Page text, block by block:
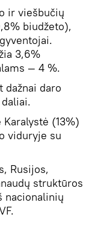
ir viešbučių
biudžeto),
3,6%
— 4 %.
dažnai daro
(13%)
viduryje su
Rusijos,
struktūros
nacionalinių